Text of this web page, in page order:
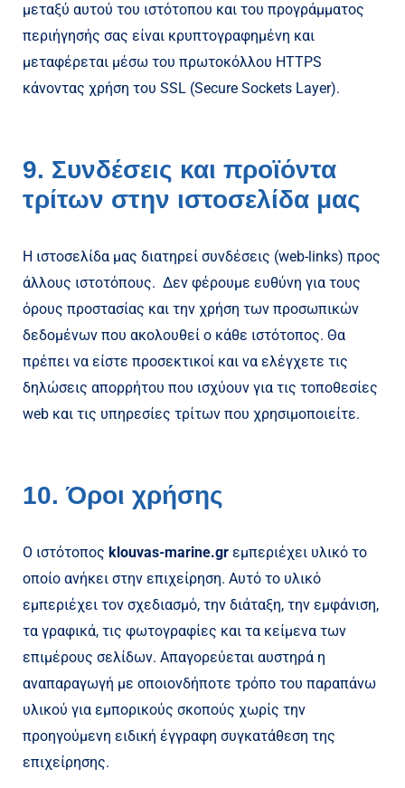
μεταξύ αυτού του ιστότοπου και του προγράμματος
περιήγησής σας είναι κρυπτογραφημένη και
μεταφέρεται μέσω του πρωτοκόλλου HTTPS
κάνοντας χρήση του SSL (Secure Sockets Layer).
9. Συνδέσεις και προϊόντα
τρίτων στην ιστοσελίδα μας
Η ιστοσελίδα μας διατηρεί συνδέσεις (web-links) προς
άλλους ιστοτόπους. Δεν φέρουμε ευθύνη για τους
όρους προστασίας και την χρήση των προσωπικών
δεδομένων που ακολουθεί ο κάθε ιστότοπος. Θα
πρέπει να είστε προσεκτικοί και να ελέγχετε τις
δηλώσεις απορρήτου που ισχύουν για τις τοποθεσίες
web και τις υπηρεσίες τρίτων που χρησιμοποιείτε.
10. Όροι χρήσης
Ο ιστότοπος klouvas-marine.gr εμπεριέχει υλικό το
οποίο ανήκει στην επιχείρηση. Αυτό το υλικό
εμπεριέχει τον σχεδιασμό, την διάταξη, την εμφάνιση,
τα γραφικά, τις φωτογραφίες και τα κείμενα των
επιμέρους σελίδων. Απαγορεύεται αυστηρά η
αναπαραγωγή με οποιονδήποτε τρόπο του παραπάνω
υλικού για εμπορικούς σκοπούς χωρίς την
προηγούμενη ειδική έγγραφη συγκατάθεση της
επιχείρησης.